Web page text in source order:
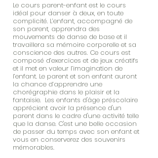
Le cours parent-enfant est le cours
idéal pour danser à deux, en toute
complicité. L’enfant, accompagné de
son parent, apprendra des
mouvements de danse de base et il
travaillera sa mémoire corporelle et sa
conscience des autres. Ce cours est
composé d’exercices et de jeux créatifs
et il met en valeur l’imagination de
l’enfant. Le parent et son enfant auront
la chance d’apprendre une
chorégraphie dans le plaisir et la
fantaisie. Les enfants d'âge préscolaire
apprécient avoir la présence d'un
parent dans le cadre d'une activité telle
que la danse. C'est une belle occasion
de passer du temps avec son enfant et
vous en conserverez des souvenirs
mémorables.